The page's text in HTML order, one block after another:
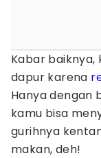
Kabar baiknya,
dapur karena
Hanya dengan
kamu bisa
gurihnya
makan, deh!